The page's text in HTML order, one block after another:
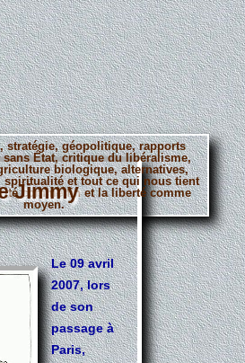
stratégie, géopolitique, rapports
sans État, critique du libéralisme,
biologique, alternatives,
spiritualité et tout ce qui nous tient
comme fin et la liberté comme
moyen.
Jimmy
Le 09 avril
2007, lors
de son
passage à
Paris,